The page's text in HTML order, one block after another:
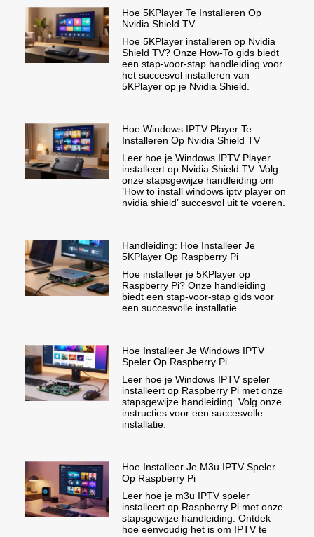
Hoe 5KPlayer Te Installeren Op
Nvidia Shield TV
Hoe 5KPlayer installeren op Nvidia
Shield TV? Onze How-To gids biedt
een stap-voor-stap handleiding voor
het succesvol installeren van
5KPlayer op je Nvidia Shield.
Hoe Windows IPTV Player Te
Installeren Op Nvidia Shield TV
Leer hoe je Windows IPTV Player
installeert op Nvidia Shield TV. Volg
onze stapsgewijze handleiding om
’How to install windows iptv player on
nvidia shield’ succesvol uit te voeren.
Handleiding: Hoe Installeer Je
5KPlayer Op Raspberry Pi
Hoe installeer je 5KPlayer op
Raspberry Pi? Onze handleiding
biedt een stap-voor-stap gids voor
een succesvolle installatie.
Hoe Installeer Je Windows IPTV
Speler Op Raspberry Pi
Leer hoe je Windows IPTV speler
installeert op Raspberry Pi met onze
stapsgewijze handleiding. Volg onze
instructies voor een succesvolle
installatie.
Hoe Installeer Je M3u IPTV Speler
Op Raspberry Pi
Leer hoe je m3u IPTV speler
installeert op Raspberry Pi met onze
stapsgewijze handleiding. Ontdek
hoe eenvoudig het is om IPTV te